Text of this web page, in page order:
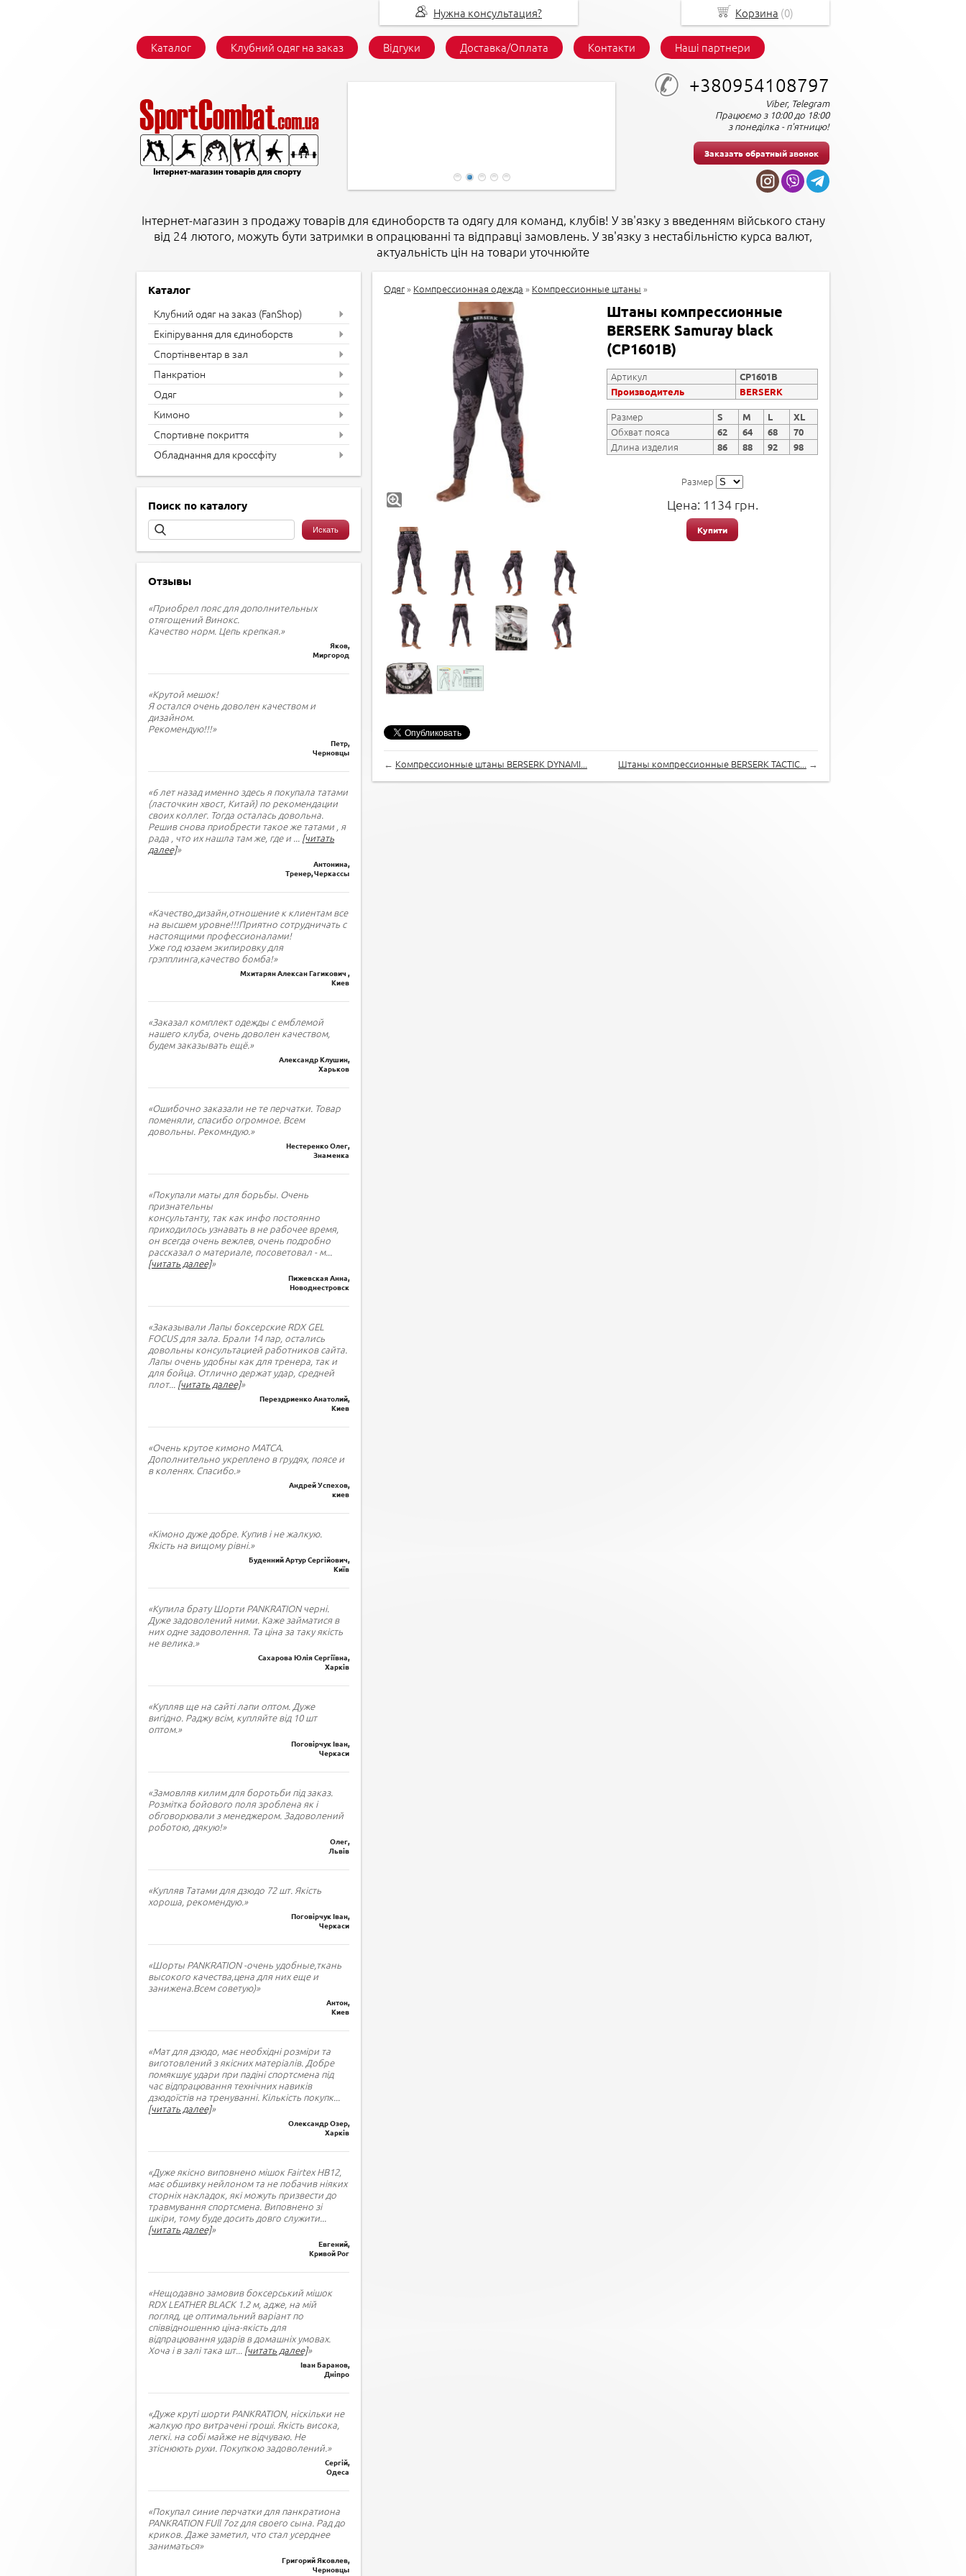
Каталог Клубний одяг на заказ Відгуки Доставка/Оплата Контакти Наші партнери
+380954108797
Viber, Telegram
Працюємо з 10:00 до 18:00
з понеділка - п'ятницю!
Заказать обратный звонок
Інтернет-магазин з продажу товарів для єдиноборств та одягу для команд, клубів! У зв'язку з введенням війського стану
від 24 лютого, можуть бути затримки в опрацюванні та відправці замовлень. У зв'язку з нестабільністю курса валют,
актуальність цін на товари уточнюйте
Каталог
Клубний одяг на заказ (FanShop)
Екіпірування для єдиноборств
Спортінвентар в зал
Панкратіон
Одяг
Кимоно
Спортивне покриття
Обладнання для кроссфіту
Поиск по каталогу
Отзывы
«Приобрел пояс для дополнительных
отягощений Винокс.
Качество норм. Цепь крепкая.»
Яков,
Миргород
«Крутой мешок!
Я остался очень доволен качеством и
дизайном.
Рекомендую!!!»
Петр,
Черновцы
«6 лет назад именно здесь я покупала татами
(ласточкин хвост, Китай) по рекомендации
своих коллег. Тогда осталась довольна.
Решив снова приобрести такое же татами , я
рада , что их нашла там же, где и ... [читать
далее]»
Антонина,
Тренер, Черкассы
«Качество,дизайн,отношение к клиентам все
на высшем уровне!!!Приятно сотрудничать с
настоящими профессионалами!
Уже год юзаем экипировку для
грэпплинга,качество бомба!»
Мхитарян Алексан Гагикович ,
Киев
«Заказал комплект одежды с емблемой
нашего клуба, очень доволен качеством,
будем заказывать ещё.»
Александр Клушин,
Харьков
«Ошибочно заказали не те перчатки. Товар
поменяли, спасибо огромное. Всем
довольны. Рекомндую.»
Нестеренко Олег,
Знаменка
«Покупали маты для борьбы. Очень
признательны
консультанту, так как инфо постоянно
приходилось узнавать в не рабочее время,
он всегда очень вежлев, очень подробно
рассказал о материале, посоветовал - м...
[читать далее]»
Пижевская Анна,
Новоднестровск
«Заказывали Лапы боксерские RDX GEL
FOCUS для зала. Брали 14 пар, остались
довольны консультацией работников сайта.
Лапы очень удобны как для тренера, так и
для бойца. Отлично держат удар, средней
плот... [читать далее]»
Перездриенко Анатолий,
Киев
«Очень крутое кимоно МАТСА.
Дополнительно укреплено в грудях, поясе и
в коленях. Спасибо.»
Андрей Успехов,
киев
«Кімоно дуже добре. Купив і не жалкую.
Якість на вищому рівні.»
Буденний Артур Сергійович,
Київ
«Купила брату Шорти PANKRATION черні.
Дуже задоволений ними. Каже займатися в
них одне задоволення. Та ціна за таку якість
не велика.»
Сахарова Юлія Сергіївна,
Харків
«Купляв ще на сайті лапи оптом. Дуже
вигідно. Раджу всім, купляйте від 10 шт
оптом.»
Поговірчук Іван,
Черкаси
«Замовляв килим для боротьби під заказ.
Розмітка бойового поля зроблена як і
обговорювали з менеджером. Задоволений
роботою, дякую!»
Олег,
Львів
«Купляв Татами для дзюдо 72 шт. Якість
хороша, рекомендую.»
Поговірчук Іван,
Черкаси
«Шорты PANKRATION -очень удобные,ткань
высокого качества,цена для них еще и
занижена.Всем советую)»
Антон,
Киев
«Мат для дзюдо, має необхідні розміри та
виготовлений з якісних матеріалів. Добре
помякшує удари при падіні спортсмена під
час відпрацювання технічних навиків
дзюдоїстів на тренуванні. Кількість покупк...
[читать далее]»
Олександр Озер,
Харків
«Дуже якісно виповнено мішок Fairtex HB12,
має обшивку нейлоном та не побачив ніяких
сторніх накладок, які можуть призвести до
травмування спортсмена. Виповнено зі
шкіри, тому буде досить довго служити...
[читать далее]»
Евгений,
Кривой Рог
«Нещодавно замовив боксерський мішок
RDX LEATHER BLACK 1.2 м, адже, на мій
погляд, це оптимальний варіант по
співвідношенню ціна-якість для
відпрацювання ударів в домашніх умовах.
Хоча і в залі така шт... [читать далее]»
Іван Баранов,
Дніпро
«Дуже круті шорти PANKRATION, ніскільки не
жалкую про витрачені гроші. Якість висока,
легкі. на собі майже не відчуваю. Не
зтіснюють рухи. Покупкою задоволений.»
Сергій,
Одеса
«Покупал синие перчатки для панкратиона
PANKRATION FUll 7oz для своего сына. Рад до
криков. Даже заметил, что стал усерднее
заниматься»
Григорий Яковлев,
Черновцы
Одяг» Компрессионная одежда » Компрессионные штаны »
Штаны компрессионные
BERSERK Samuray black
(CP1601B)
Артикул
CP1601B
Производитель
BERSERK
Размер S M L XL
Обхват пояса 62 64 68 70
Длина изделия 86 88 92 98
Размер
Цена: 1134грн.
Купити
← Компрессионные штаны BERSERK DYNAMI... Штаны компрессионные BERSERK TACTIC... →
Нужна консультация? Корзина (0)